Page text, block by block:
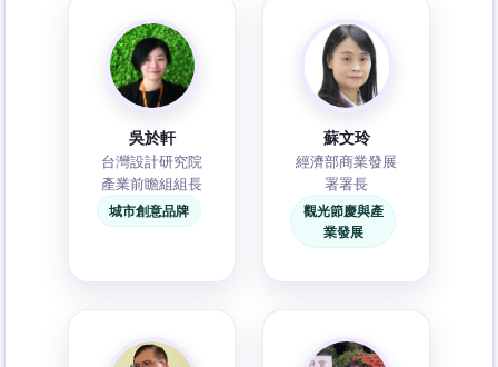
吳於軒
台灣設計研究院
產業前瞻組組長
城市創意品牌
蘇文玲
經濟部商業發展
署署長
觀光節慶與產
業發展